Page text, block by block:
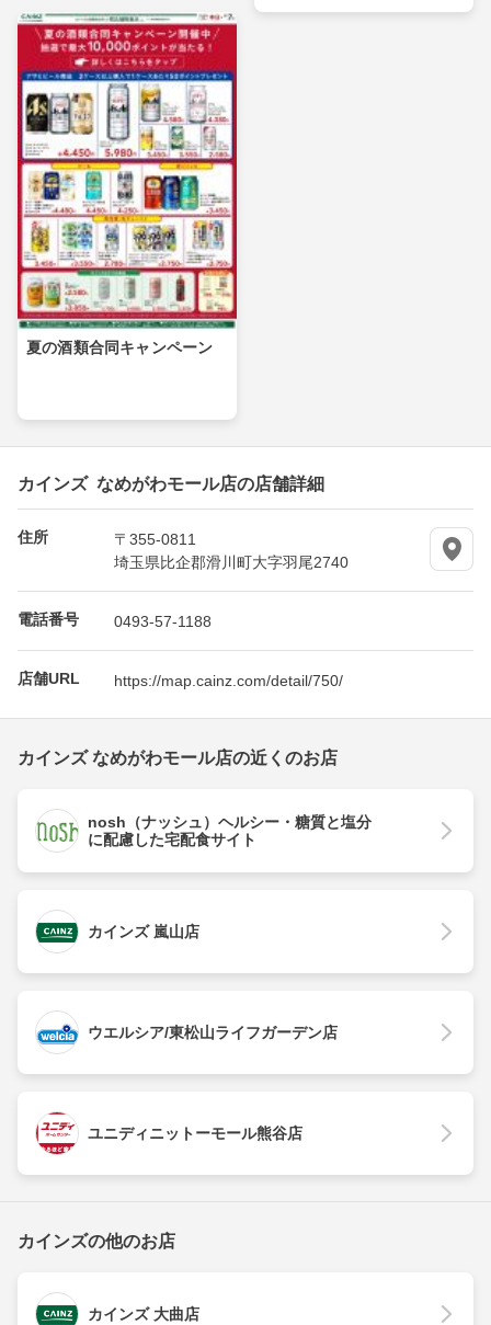
夏の酒類合同キャンペーン
カインズ なめがわモール店の店舗詳細
住所
〒355-0811
埼玉県比企郡滑川町大字羽尾2740
電話番号 0493-57-1188
店舗URL https://map.cainz.com/detail/750/
カインズ なめがわモール店の近くのお店
nosh（ナッシュ）ヘルシー・糖質と塩分
に配慮した宅配食サイト
カインズ 嵐山店
ウエルシア/東松山ライフガーデン店
ユニディニットーモール熊谷店
カインズの他のお店
カインズ 大曲店